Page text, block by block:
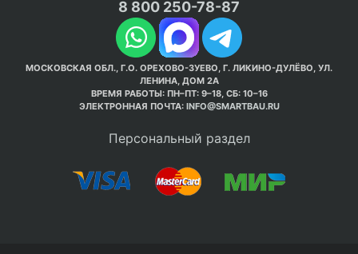
8 800 250-78-87
МОСКОВСКАЯ ОБЛ., Г.О. ОРЕХОВО-ЗУЕВО, Г. ЛИКИНО-ДУЛЁВО, УЛ.
ЛЕНИНА, ДОМ 2А
ВРЕМЯ РАБОТЫ: ПН–ПТ: 9–18, СБ: 10–16
ЭЛЕКТРОННАЯ ПОЧТА: INFO@SMARTBAU.RU
Персональный раздел